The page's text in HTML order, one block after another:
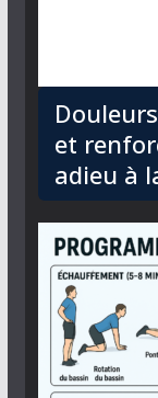
et
adieu à